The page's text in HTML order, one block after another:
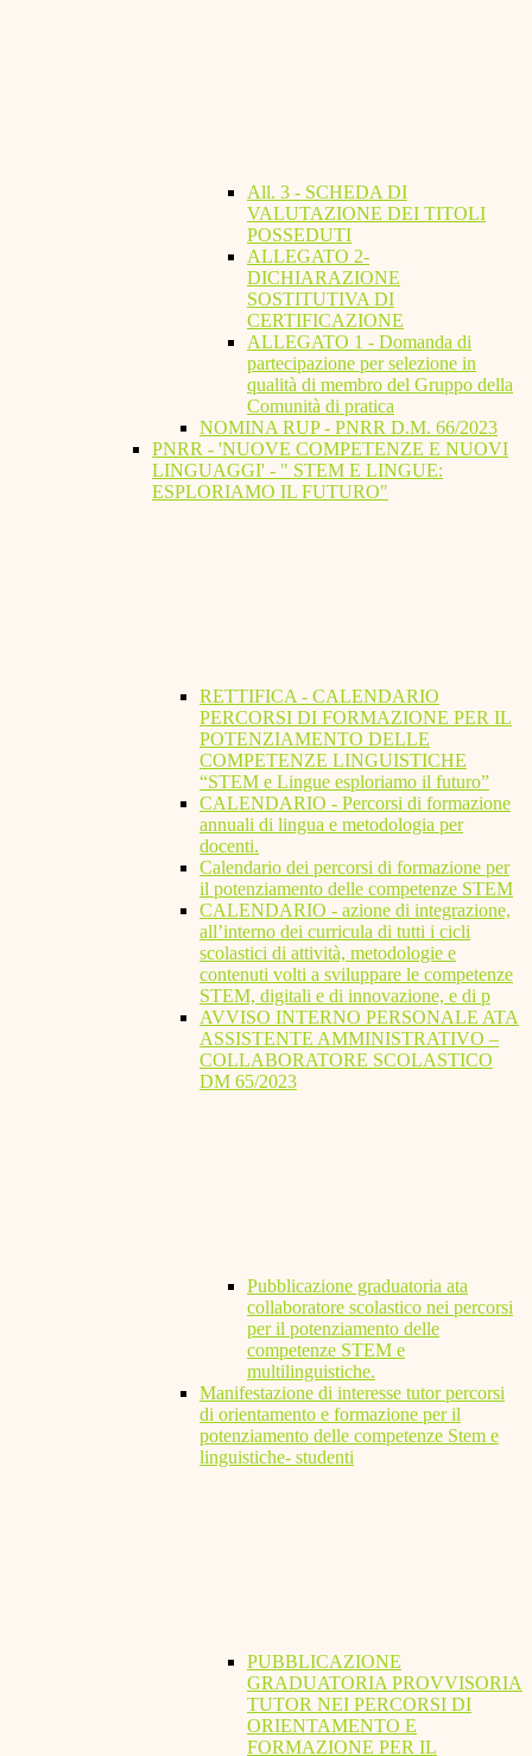
All. 3 - SCHEDA DI
VALUTAZIONE DEI TITOLI
POSSEDUTI
ALLEGATO 2-
DICHIARAZIONE
SOSTITUTIVA DI
CERTIFICAZIONE
ALLEGATO 1 - Domanda di
partecipazione per selezione in
qualità di membro del Gruppo della
Comunità di pratica
NOMINA RUP - PNRR D.M. 66/2023
PNRR - 'NUOVE COMPETENZE E NUOVI
LINGUAGGI' - " STEM E LINGUE:
ESPLORIAMO IL FUTURO"
RETTIFICA - CALENDARIO
PERCORSI DI FORMAZIONE PER IL
POTENZIAMENTO DELLE
COMPETENZE LINGUISTICHE
“STEM e Lingue esploriamo il futuro”
CALENDARIO - Percorsi di formazione
annuali di lingua e metodologia per
docenti.
Calendario dei percorsi di formazione per
il potenziamento delle competenze STEM
CALENDARIO - azione di integrazione,
all’interno dei curricula di tutti i cicli
scolastici di attività, metodologie e
contenuti volti a sviluppare le competenze
STEM, digitali e di innovazione, e di p
AVVISO INTERNO PERSONALE ATA
ASSISTENTE AMMINISTRATIVO –
COLLABORATORE SCOLASTICO
DM 65/2023
Pubblicazione graduatoria ata
collaboratore scolastico nei percorsi
per il potenziamento delle
competenze STEM e
multilinguistiche.
Manifestazione di interesse tutor percorsi
di orientamento e formazione per il
potenziamento delle competenze Stem e
linguistiche- studenti
PUBBLICAZIONE
GRADUATORIA PROVVISORIA
TUTOR NEI PERCORSI DI
ORIENTAMENTO E
FORMAZIONE PER IL